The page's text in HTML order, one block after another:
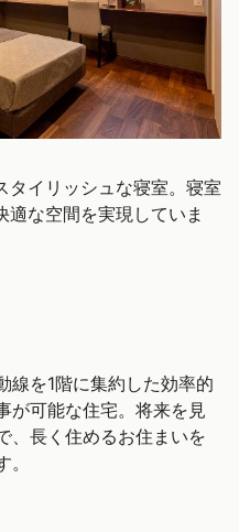
タイリッシュな寝室。寝室
な空間を実現していま
線を1階に集約した効率的
が可能な住宅。将来を見
、長く住めるお住まいを